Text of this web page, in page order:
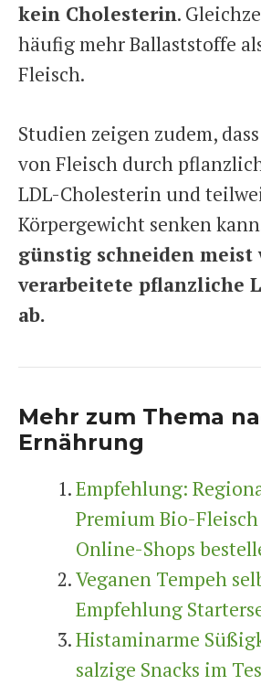
kein Cholesterin.
häufig mehr Ballaststoffe
Fleisch.
Studien zeigen zudem,
von Fleisch durch
LDL-Cholesterin und
Körpergewicht senken
günstig schneiden meist
verarbeitete pflanzliche
ab.
Mehr zum Thema
Ernährung
Empfehlung:
Premium Bio-
Online-Shops
Veganen Tempeh
Empfehlung
Histaminarme
salzige Snacks im